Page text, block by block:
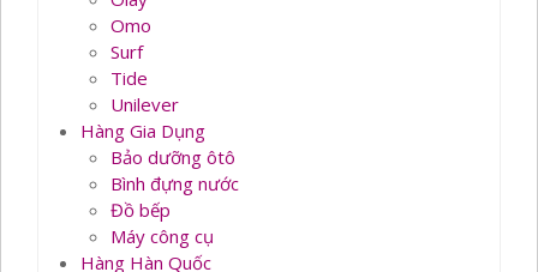
Omo
Surf
Tide
Unilever
Hàng Gia Dụng
Bảo dưỡng ôtô
Bình đựng nước
Đồ bếp
Máy công cụ
Hàng Hàn Quốc